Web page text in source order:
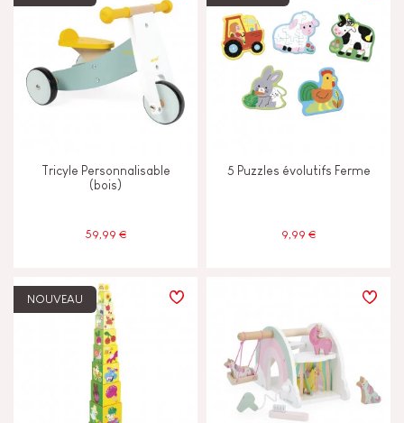
Tricyle Personnalisable
(bois)
59,99 €
5 Puzzles évolutifs Ferme
9,99 €
NOUVEAU